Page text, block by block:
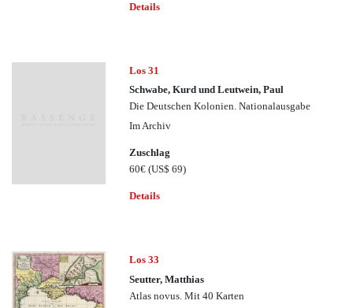
Details
Los 31
Schwabe, Kurd und Leutwein, Paul
Die Deutschen Kolonien. Nationalausgabe
Im Archiv
Zuschlag
60€(US$ 69)
Details
Los 33
Seutter, Matthias
Atlas novus. Mit 40 Karten